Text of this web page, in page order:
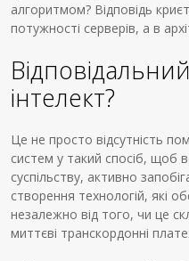
алгоритмом? Відповідь
потужності серверів, а в
інтелект?
Це не просто відсутність
систем у такий спосіб, щоб
суспільству, активно
створення технологій, які
незалежно від того, чи це
миттєві транскордонні